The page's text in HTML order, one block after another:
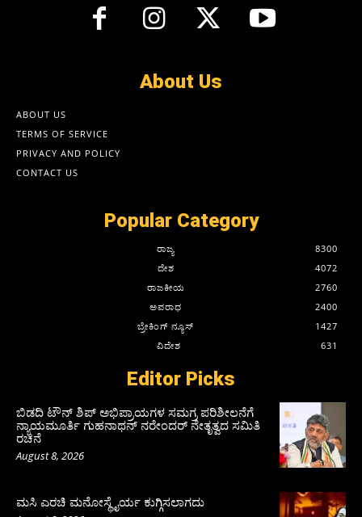
About Us
ABOUT US
TERMS OF SERVICE
PRIVACY AND POLICY
CONTACT US
Popular Category
ರಾಜ್ಯ
8300
ದೇಶ
4072
ರಾಜಕೀಯ
2760
ಅಪರಾಧ
2400
ಬ್ರೇಕಿಂಗ್ ನ್ಯೂಸ್
1427
ವಿದೇಶ
631
Editor Picks
ಬಿಡದಿ ಟೌನ್ ಶಿಪ್ ಅಭಿಪ್ರಾಯಗಳ ಸಮಗ್ರ ಪರಿಶೀಲನೆಗೆ
ನ್ಯಾಯಮೂರ್ತಿ ಗುಹನಾಥನ್ ನರೇಂದರ್ ನೇತೃತ್ವದ ಸಮಿತಿ
ರಚನೆ
August 8, 2026
ಮಸಿ ಎರಚಿ ಮನೋಸ್ಥೈರ್ಯ ಕುಗ್ಗಿಸಲಾಗದು